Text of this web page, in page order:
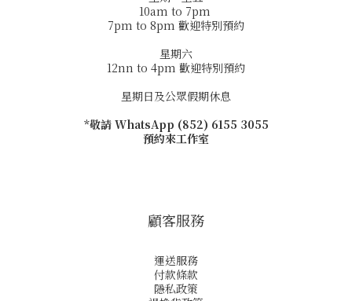
10am to 7pm
7pm to 8pm 歡迎特別預約
星期六
12nn to 4pm 歡迎特別預約
星期日及公眾假期休息
*敬請 WhatsApp (852) 6155 3055
預約來工作室
顧客服務
運送服務
付款條款
隱私政策